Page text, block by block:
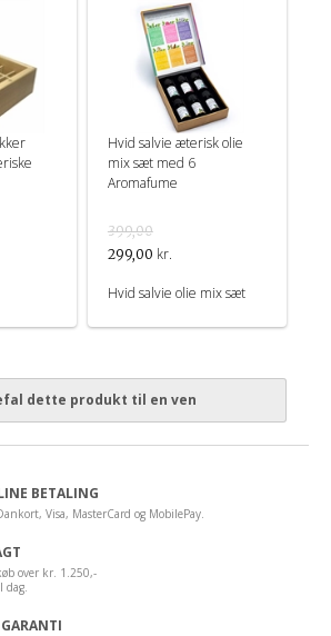
Hvid salvie æterisk olie
mix sæt med 6
Aromafume
399,00
299,00 kr.
Hvid salvie olie mix sæt
dette produkt til en ven
BETALING
Visa, MasterCard og MobilePay.
over kr. 1.250,-
dag.